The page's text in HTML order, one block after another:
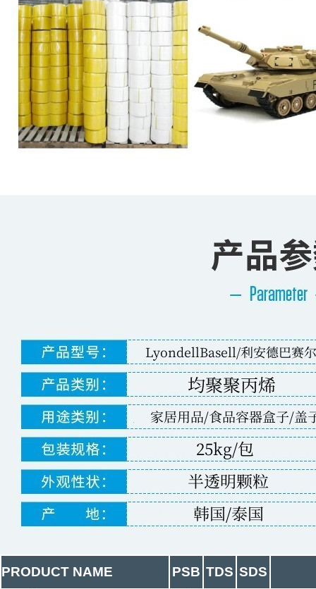
PRODUCT NAME PSB TDS SDS